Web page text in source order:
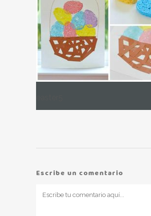
Escribe un comentario